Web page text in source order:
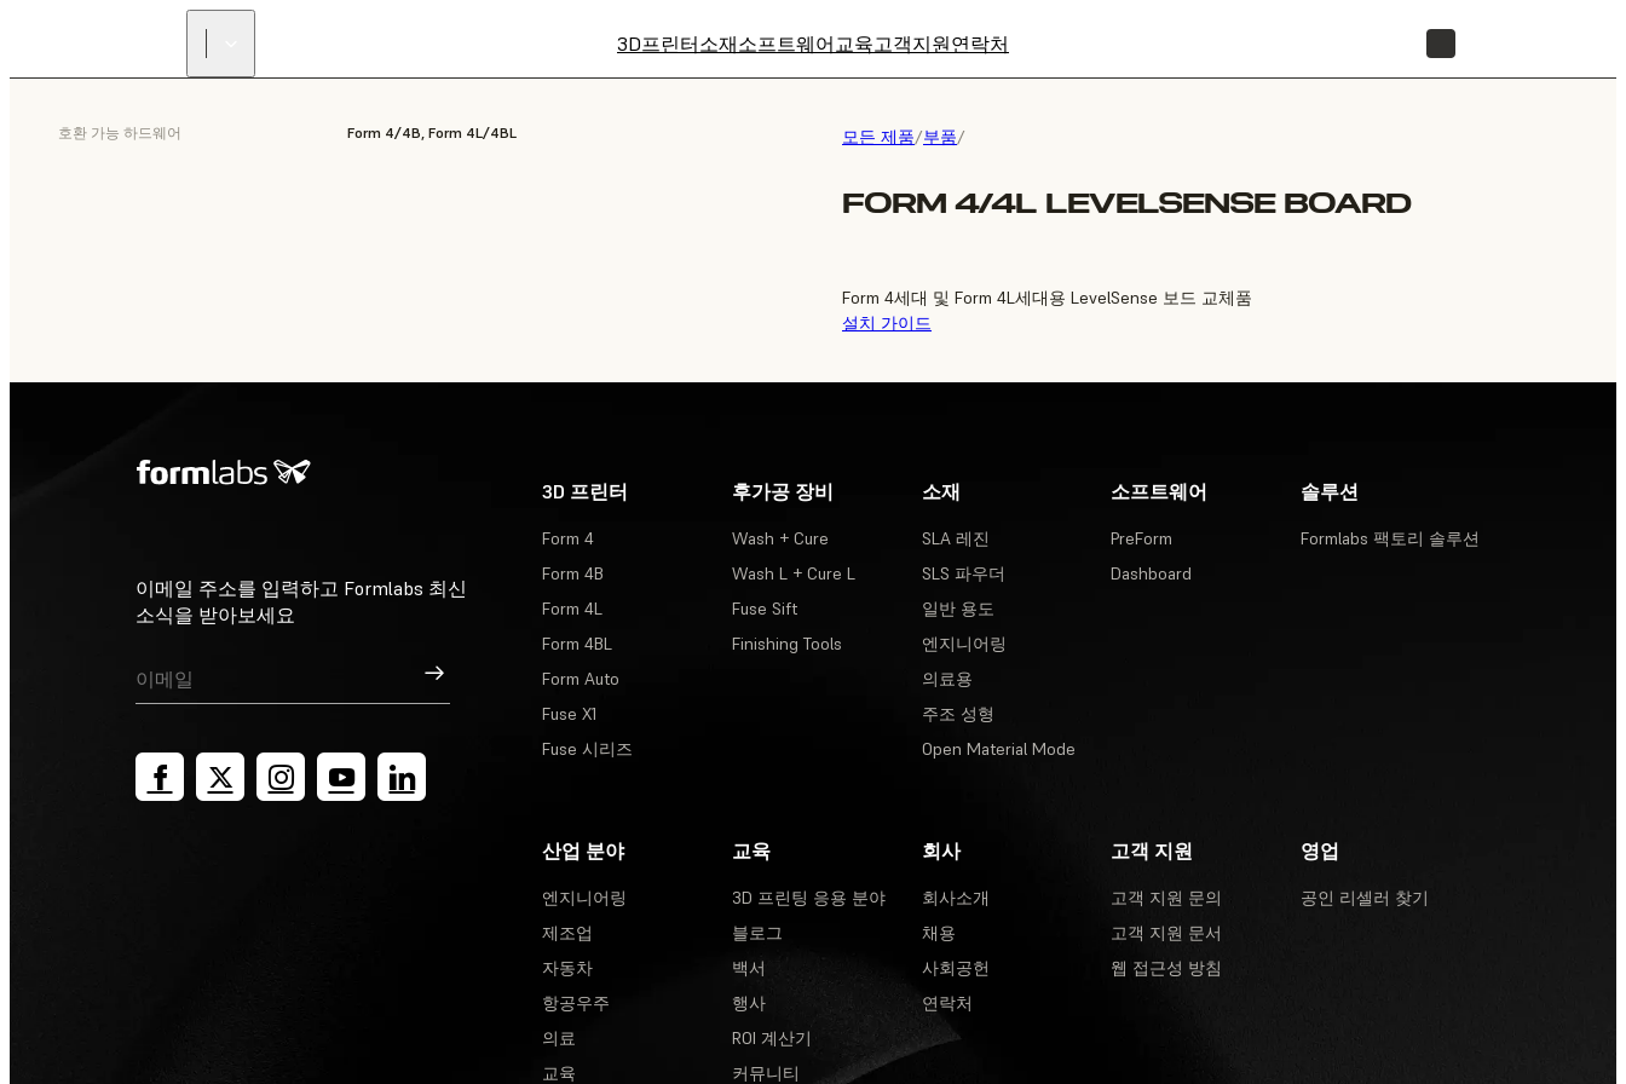
3D프린터소재소프트웨어교육고객지원연락처
모든 제품/부품/
FORM 4/4L LEVELSENSE BOARD
호환 가능 하드웨어 Form 4/4B, Form 4L/4BL
Form 4세대 및 Form 4L세대용 LevelSense 보드 교체품
설치 가이드
이메일 주소를 입력하고 Formlabs 최신
소식을 받아보세요
가입
3D 프린터
Form 4
Form 4B
Form 4L
Form 4BL
Form Auto
Fuse X1
Fuse 시리즈
후가공 장비
Wash + Cure
Wash L + Cure L
Fuse Sift
Finishing Tools
소재
SLA 레진
SLS 파우더
일반 용도
엔지니어링
의료용
주조 성형
Open Material Mode
소프트웨어
PreForm
Dashboard
솔루션
Formlabs 팩토리 솔루션
산업 분야
엔지니어링
제조업
자동차
항공우주
의료
교육
교육
3D 프린팅 응용 분야
블로그
백서
행사
ROI 계산기
커뮤니티
회사
회사소개
채용
사회공헌
연락처
고객 지원
고객 지원 문의
고객 지원 문서
웹 접근성 방침
영업
공인 리셀러 찾기